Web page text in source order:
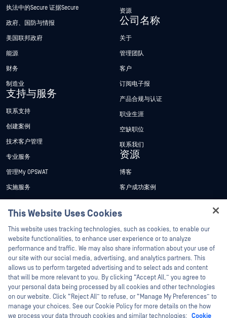
执法中的Secure 证据Secure
政府、国防与情报
美国联邦政府
能源
财务
制造业
支持与服务
联系支持
创建案例
技术客户管理
专业服务
管理My OPSWAT
实施服务
技术文档
培训
漏洞计划
合作伙伴
认证
技术合作伙伴
渠道合作伙伴计划
资源
公司名称
关于
管理团队
客户
订阅电子报
产品合规与认证
职业生涯
空缺职位
联系我们
资源
博客
客户成功案例
新闻报道
活动
网络研讨会
产品型录
白皮书
免费工具
This Website Uses Cookies
This website uses tracking technologies, such as cookies, to enable our
website functionalities, to enhance user experience or to analyze
performance and traffic. We may also share information about your use of
our site with our social media, advertising, and analytics partners. This
allows us to perform targeted advertising and to select ads and content
that will be more relevant to you. By clicking “Accept All,” you agree to
your personal data being processed by all cookies and other technologies
on our website. Click “Reject All” to refuse, or “Manage My Preferences” to
manage your choices. See our Cookie Policy for more details on the how
we process your data through cookies and similar technologies: Cookie
Hey there!
I'm Ozzy, your OPSWAT virtual assistant.
How can I help you secure what's critical
today?